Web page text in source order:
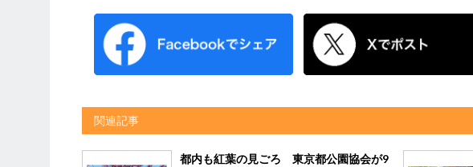
関連記事
都内も紅葉の見ごろ 東京都公園協会が9